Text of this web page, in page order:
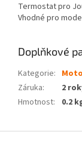
Termostat pro
Vhodné pro
Doplňkové
Kategorie:
Záruka:
2
Hmotnost: 0.2